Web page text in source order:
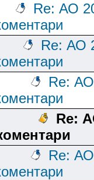
Re: АО
Re: АО
Re:
Re:
Re: